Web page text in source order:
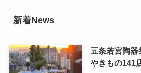
新着News
五条若宮陶
やきもの141